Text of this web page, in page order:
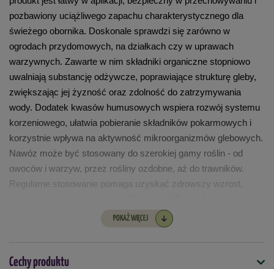
pozbawiony uciążliwego zapachu charakterystycznego dla
świeżego obornika. Doskonale sprawdzi się zarówno w
ogrodach przydomowych, na działkach czy w uprawach
warzywnych. Zawarte w nim składniki organiczne stopniowo
uwalniają substancję odżywcze, poprawiające strukturę gleby,
zwiększając jej żyzność oraz zdolność do zatrzymywania
wody. Dodatek kwasów humusowych wspiera rozwój systemu
korzeniowego, ułatwia pobieranie składników pokarmowych i
korzystnie wpływa na aktywność mikroorganizmów glebowych.
Nawóz może być stosowany do szerokiej gamy roślin - od
owoców i warzyw, przez rośliny ozdobne, aż do trawników.
Regularne stosowanie pomaga uzyskać zdrowszy wzrost,
Dawkowanie ma charakter orientacyjny i może się zmieniać w
POKAŻ WIĘCEJ
Cechy produktu